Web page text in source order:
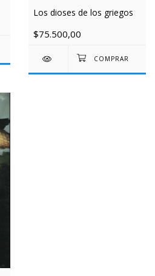
Los dioses de los griegos
$75.500,00